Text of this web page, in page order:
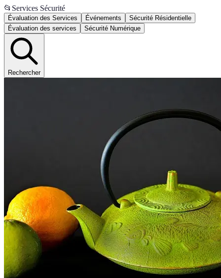
📂 Services Sécurité
Évaluation des Services Événements
Sécurité Résidentielle
Évaluation des services
Sécurité Numérique
Rechercher